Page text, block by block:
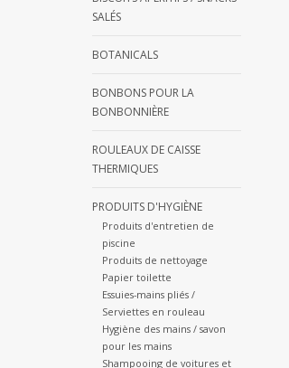
SALÉS
BOTANICALS
BONBONS POUR LA
BONBONNIÈRE
ROULEAUX DE CAISSE
THERMIQUES
PRODUITS D'HYGIÈNE
Produits d'entretien de
piscine
Produits de nettoyage
Papier toilette
Essuies-mains pliés /
Serviettes en rouleau
Hygiène des mains / savon
pour les mains
Shampooing de voitures et